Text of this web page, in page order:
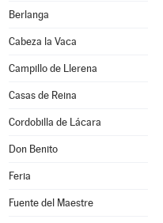
Berlanga
Cabeza la Vaca
Campillo de Llerena
Casas de Reina
Cordobilla de Lácara
Don Benito
Feria
Fuente del Maestre